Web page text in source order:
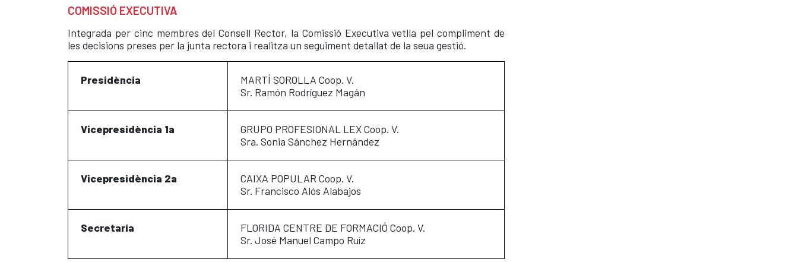
COMISSIÓ EXECUTIVA
Integrada per cinc membres del Consell Rector, la Comissió Executiva vetlla pel compliment de
les decisions preses per la junta rectora i realitza un seguiment detallat de la seua gestió.
Presidència
MARTÍ SOROLLA Coop. V.
Sr. Ramón Rodríguez Magán
Vicepresidència 1a
GRUPO PROFESIONAL LEX Coop. V.
Sra. Sonia Sánchez Hernández
Vicepresidència 2a
CAIXA POPULAR Coop. V.
Sr. Francisco Alós Alabajos
Secretaría
FLORIDA CENTRE DE FORMACIÓ Coop. V.
Sr. José Manuel Campo Ruíz